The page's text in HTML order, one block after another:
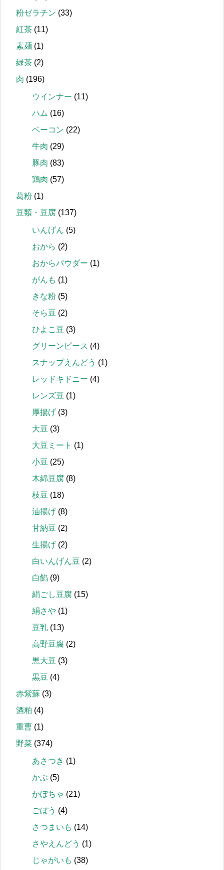
粉ゼラチン (33)
紅茶 (11)
素麺 (1)
緑茶 (2)
肉 (196)
ウインナー (11)
ハム (16)
ベーコン (22)
牛肉 (29)
豚肉 (83)
鶏肉 (57)
葛粉 (1)
豆類・豆腐 (137)
いんげん (5)
おから (2)
おからパウダー (1)
がんも (1)
きな粉 (5)
そら豆 (2)
ひよこ豆 (3)
グリーンピース (4)
スナップえんどう (1)
レッドキドニー (4)
レンズ豆 (1)
厚揚げ (3)
大豆 (3)
大豆ミート (1)
小豆 (25)
木綿豆腐 (8)
枝豆 (18)
油揚げ (8)
甘納豆 (2)
生揚げ (2)
白いんげん豆 (2)
白餡 (9)
絹ごし豆腐 (15)
絹さや (1)
豆乳 (13)
高野豆腐 (2)
黒大豆 (3)
黒豆 (4)
赤紫蘇 (3)
酒粕 (4)
重曹 (1)
野菜 (374)
あさつき (1)
かぶ (5)
かぼちゃ (21)
ごぼう (4)
さつまいも (14)
さやえんどう (1)
じゃがいも (38)